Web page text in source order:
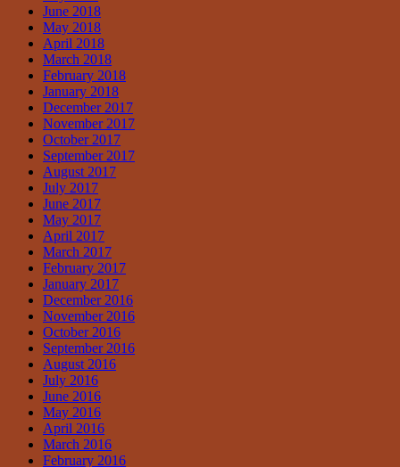
June 2018
May 2018
April 2018
March 2018
February 2018
January 2018
December 2017
November 2017
October 2017
September 2017
August 2017
July 2017
June 2017
May 2017
April 2017
March 2017
February 2017
January 2017
December 2016
November 2016
October 2016
September 2016
August 2016
July 2016
June 2016
May 2016
April 2016
March 2016
February 2016